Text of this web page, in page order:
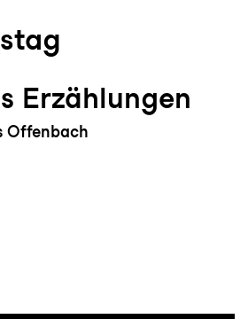
Erzählungen
Offenbach